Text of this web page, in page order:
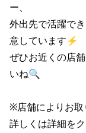
ー、
外出先で活躍で
意しています⚡
ぜひお近くの店
いね🔍
※店舗によりお取
詳しくは詳細を